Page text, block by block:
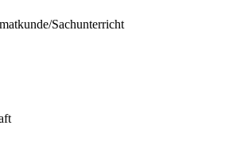
Sachunterricht